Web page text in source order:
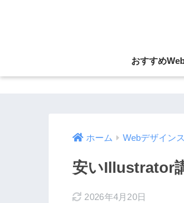
おすすめ
ホーム Webデザイン
安いIllustrator
2026年4月20日